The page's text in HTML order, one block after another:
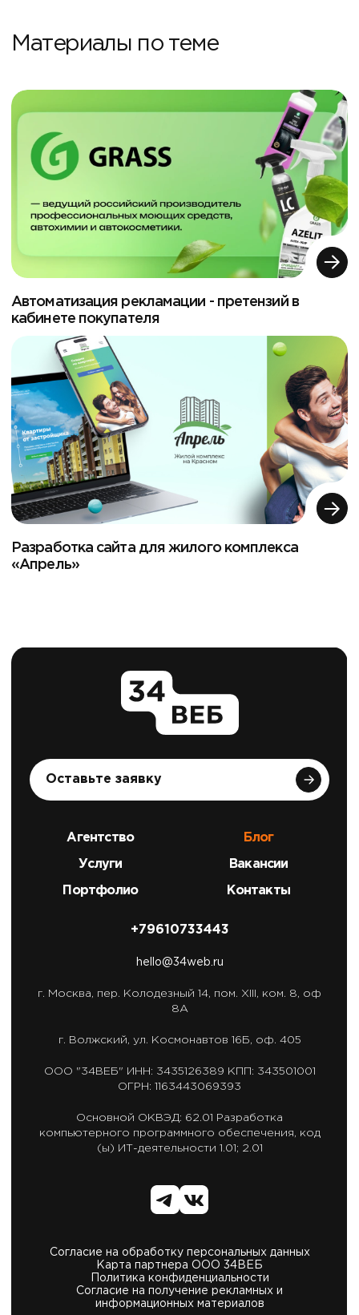
Материалы по теме
Автоматизация рекламации - претензий в
кабинете покупателя
Разработка сайта для жилого комплекса
«Апрель»
Оставьте заявку
Агентство
Услуги
Портфолио
Блог
Вакансии
Контакты
+79610733443
hello@34web.ru
г. Москва, пер. Колодезный 14, пом. XIII, ком. 8, оф
8А
г. Волжский, ул. Космонавтов 16Б, оф. 405
ООО "34ВЕБ" ИНН: 3435126389 КПП: 343501001
ОГРН: 1163443069393
Основной ОКВЭД: 62.01
Разработка
компьютерного программного обеспечения, код
(ы) ИТ-деятельности 1.01; 2.01
Согласие на обработку персональных данных
Карта партнера ООО 34ВЕБ
Политика конфиденциальности
Согласие на получение рекламных и
информационных материалов